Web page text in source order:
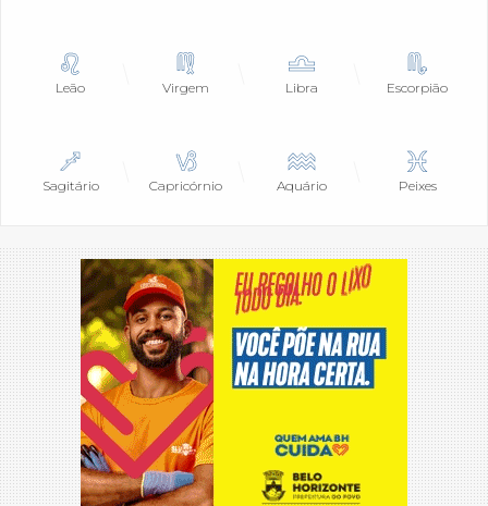
Leão Virgem Libra Escorpião
Sagitário Capricórnio Aquário Peixes